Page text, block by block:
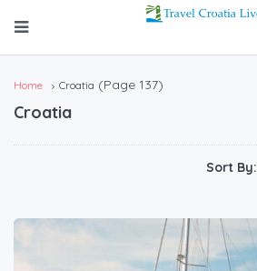
Home Croatia (Page 137)
Croatia
Sort By: